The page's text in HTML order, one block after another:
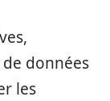
données
les